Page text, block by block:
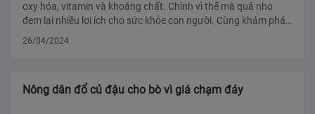
oxy hóa, vitamin và khoáng chất. Chính vì thế mà quả nho
đem lại nhiều lợi ích cho sức khỏe con người. Cùng khám phá
26/04/2024
Nông dân đổ củ đậu cho bò vì giá chạm đáy